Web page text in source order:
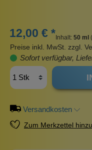
12,00 € *Inhalt: 50 ml
Preise inkl. MwSt. zzgl.
Sofort verfügbar,
Versandkosten
Zum Merkzettel